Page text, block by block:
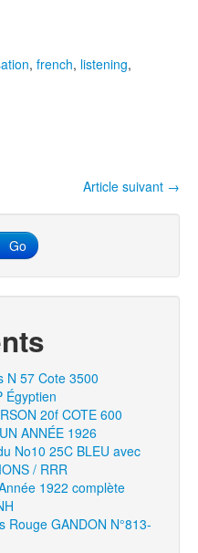
, french, listening,
articles
Article suivant →
Go
N 57 Cote 3500
Égyptien
20f COTE 600
ANNÉE 1926
No10 25C BLEU avec
/ RRR
1922 complète
Rouge GANDON N°813-